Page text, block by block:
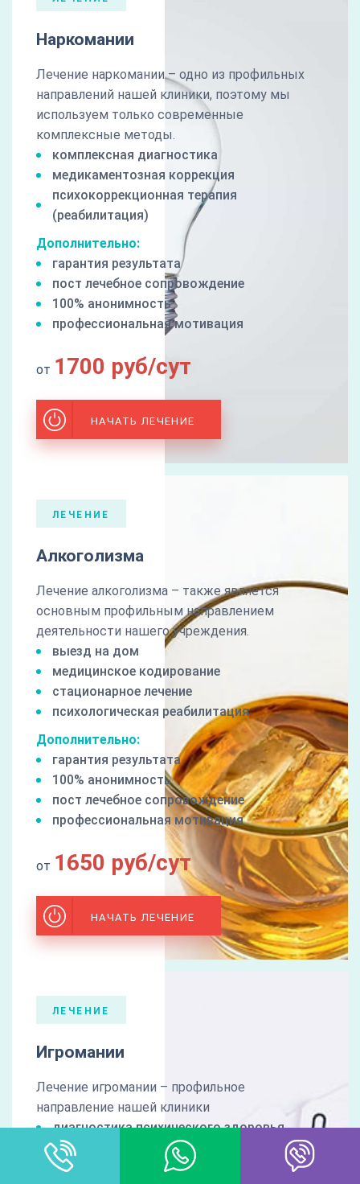
Наркомании
Лечение наркомании – одно из профильных
направлений нашей клиники, поэтому мы
используем только современные
комплексные методы.
комплексная диагностика
медикаментозная коррекция
психокоррекционная терапия
(реабилитация)
Дополнительно:
гарантия результата
пост лечебное сопровождение
100% анонимность
профессиональная мотивация
от 1700 руб/сут
НАЧАТЬ ЛЕЧЕНИЕ
ЛЕЧЕНИЕ
Алкоголизма
Лечение алкоголизма – также является
основным профильным направлением
деятельности нашего учреждения.
выезд на дом
медицинское кодирование
стационарное лечение
психологическая реабилитация
Дополнительно:
гарантия результата
100% анонимность
пост лечебное сопровождение
профессиональная мотивация
от 1650 руб/сут
НАЧАТЬ ЛЕЧЕНИЕ
ЛЕЧЕНИЕ
Игромании
Лечение игромании – профильное
направление нашей клиники
диагностика психического здоровья
медикаментозная коррекция
психотерапия